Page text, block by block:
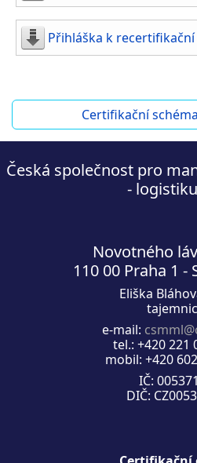
Přihláška k
Certifikační
Česká společnost pro
-
Novotného
110 00 Praha 1 -
Eliška
e-mail:
tel.: +420 221
mobil: +420
IČ:
DIČ: